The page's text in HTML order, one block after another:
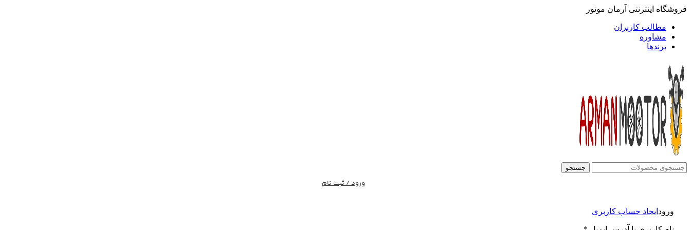
فروشگاه اینترنتی آرمان موتور
مطالب کاربران
مشاوره
برندها
جستجو
ورود / ثبت نام
ورود ایجاد حساب کاربری